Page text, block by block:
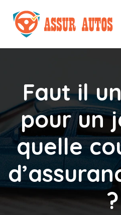
Faut il
pour un
quelle
?